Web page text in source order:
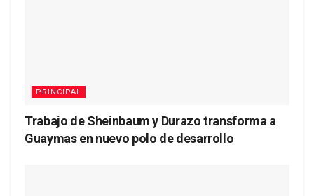
PRINCIPAL
Trabajo de Sheinbaum y Durazo transforma a
Guaymas en nuevo polo de desarrollo